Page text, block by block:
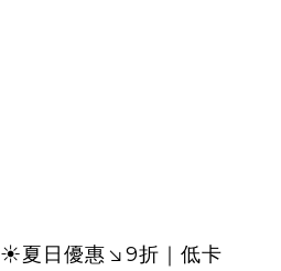
☀️夏日優惠↘9折｜低卡